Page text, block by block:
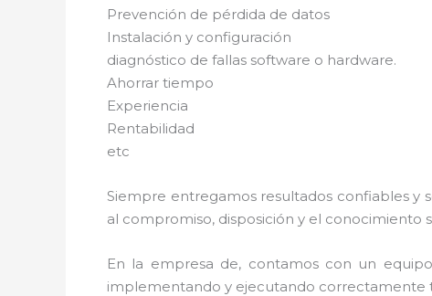
Prevención de pérdida de datos
Instalación y configuración
diagnóstico de fallas software o hardware.
Ahorrar tiempo
Experiencia
Rentabilidad
etc
Siempre entregamos resultados confiables y
al compromiso, disposición y el conocimiento
En la empresa de, contamos con un
implementando y ejecutando correctamente